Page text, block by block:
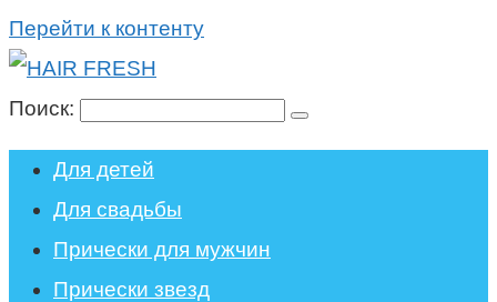
Перейти к контенту
Поиск:
Для детей
Для свадьбы
Прически для мужчин
Прически звезд